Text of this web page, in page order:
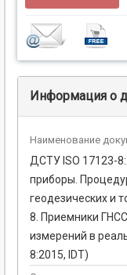
Информация о
Наименование
ДСТУ ISO 17123-
приборы.
геодезических и
8. Приемники
измерений в
8:2015, IDT)